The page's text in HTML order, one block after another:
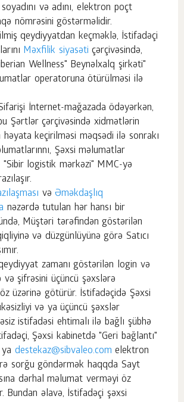
və adını, elektron poçt
nömrəsini göstərməlidir.
qeydiyyatdan keçməklə, İstifadəçi
Məxfilik siyasəti çərçivəsində,
Wellness" Beynəlxalq şirkəti"
operatoruna ötürülməsi ilə
İnternet-mağazada ödəyərkən,
Şərtlər çərçivəsində xidmətlərin
keçirilməsi məqsədi ilə sonrakı
Şəxsi məlumatlar
logistik mərkəzi" MMC-yə
vəƏməkdaşlıq
nəzərdə tutulan hər hansı bir
Müştəri tərəfindən göstərilən
və düzgünlüyünə görə Satıcı
zamanı göstərilən login və
şifrəsini üçüncü şəxslərə
öz üzərinə götürür. İstifadəçidə Şəxsi
və ya üçüncü şəxslər
istifadəsi ehtimalı ilə bağlı şübhə
Şəxsi kabinetdə "Geri bağlantı"
destekaz@sibvaleo.com elektron
sorğu göndərmək haqqda Sayt
dərhal məlumat verməyi öz
Bundan əlavə, İstifadəçi şəxsi